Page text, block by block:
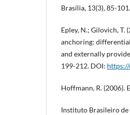
Brasília, 13(3), 85-
Epley, N.; Gilovich,
anchoring:
and externally
199-212. DOI:
Hoffmann, R. (2006).
Instituto Brasileiro de